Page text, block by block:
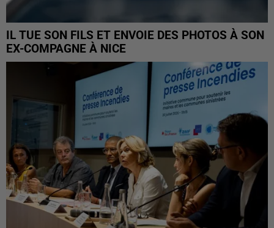
IL TUE SON FILS ET ENVOIE DES PHOTOS À SON
EX-COMPAGNE À NICE